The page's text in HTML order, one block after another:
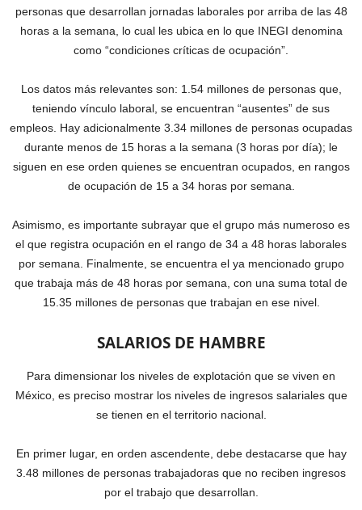
personas que desarrollan jornadas laborales por arriba de las 48
horas a la semana, lo cual les ubica en lo que INEGI denomina
como “condiciones críticas de ocupación”.
Los datos más relevantes son: 1.54 millones de personas que,
teniendo vínculo laboral, se encuentran “ausentes” de sus
empleos. Hay adicionalmente 3.34 millones de personas ocupadas
durante menos de 15 horas a la semana (3 horas por día); le
siguen en ese orden quienes se encuentran ocupados, en rangos
de ocupación de 15 a 34 horas por semana.
Asimismo, es importante subrayar que el grupo más numeroso es
el que registra ocupación en el rango de 34 a 48 horas laborales
por semana. Finalmente, se encuentra el ya mencionado grupo
que trabaja más de 48 horas por semana, con una suma total de
15.35 millones de personas que trabajan en ese nivel.
SALARIOS DE HAMBRE
Para dimensionar los niveles de explotación que se viven en
México, es preciso mostrar los niveles de ingresos salariales que
se tienen en el territorio nacional.
En primer lugar, en orden ascendente, debe destacarse que hay
3.48 millones de personas trabajadoras que no reciben ingresos
por el trabajo que desarrollan.